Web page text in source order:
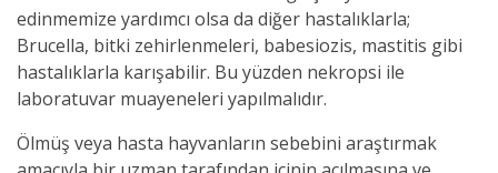
edinmemize yardımcı olsa da diğer hastalıklarla;
Brucella, bitki zehirlenmeleri, babesiozis, mastitis gibi
hastalıklarla karışabilir. Bu yüzden nekropsi ile
laboratuvar muayeneleri yapılmalıdır.
Ölmüş veya hasta hayvanların sebebini araştırmak